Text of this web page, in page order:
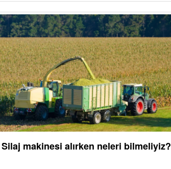
Silaj makinesi alırken neleri bilmeliyiz?